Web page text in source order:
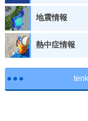
地震情報
熱中症情報